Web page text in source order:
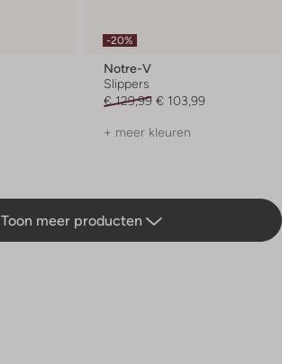
-20%
Notre-V
Slippers
€ 129,99 € 103,99
+ meer kleuren
Toon meer producten